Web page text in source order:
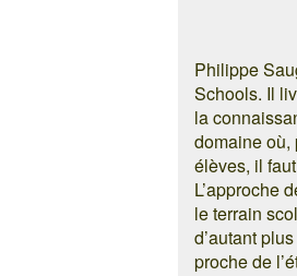
Philippe
Schools. Il
la
domaine où,
élèves, il
L’approche
le terrain
d’autant
proche de